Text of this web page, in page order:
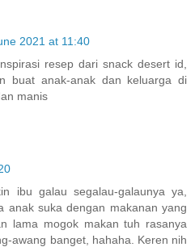
2021 at 11:40
resep dari snack desert id,
buat anak-anak dan keluarga di
manis
ibu galau segalau-galaunya ya,
anak suka dengan makanan yang
lama mogok makan tuh rasanya
awang banget, hahaha. Keren nih